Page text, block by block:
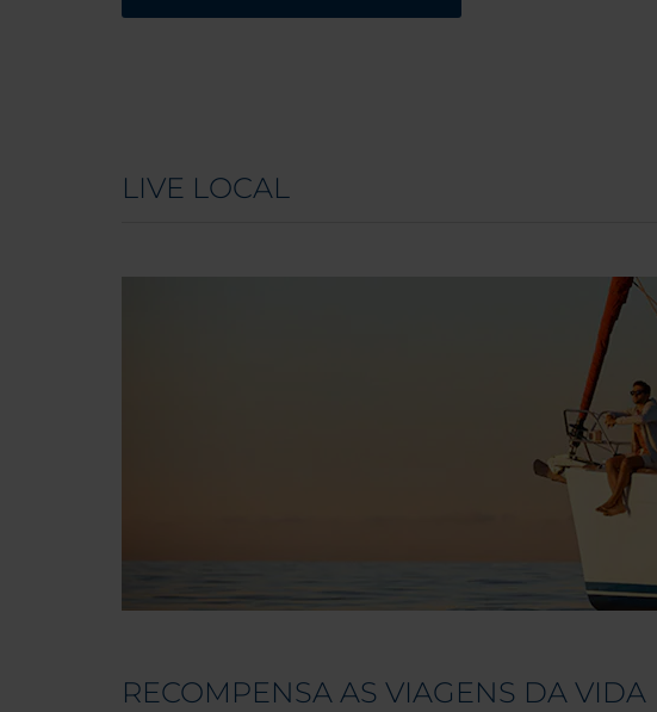
LIVE LOCAL
RECOMPENSA AS VIAGENS DA VIDA